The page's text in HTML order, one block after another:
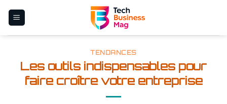
TENDANCES
Les outils indispensables pour
faire croître votre entreprise